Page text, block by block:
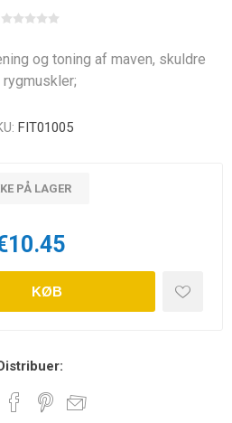
og toning af maven, skuldre
rygmuskler;
FIT01005
PÅ LAGER
KØB